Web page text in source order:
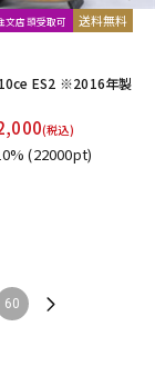
文店頭受取可 送料無料
ES2 ※2016年製
(税込)
(22000pt)
60